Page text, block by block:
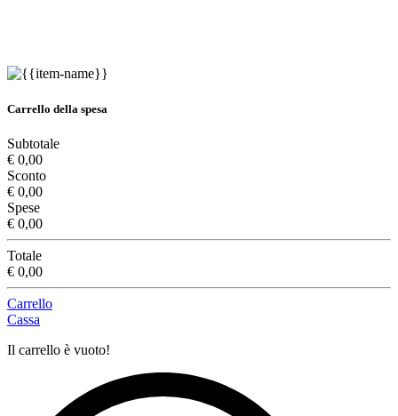
Carrello della spesa
Subtotale
€ 0,00
Sconto
€ 0,00
Spese
€ 0,00
Totale
€ 0,00
Carrello
Cassa
Il carrello è vuoto!